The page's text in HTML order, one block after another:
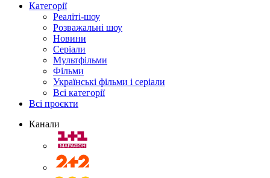
Категорії
Реаліті-шоу
Розважальні шоу
Новини
Серіали
Мультфільми
Фільми
Українські фільми і серіали
Всі категорії
Всі проєкти
Канали